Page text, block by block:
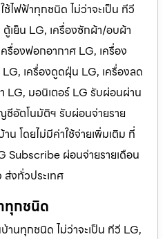
ช้ไฟฟ้าทุกชนิด ไม่ว่าจะเป็น ทีวี
เย็น LG, เครื่องซักผ้า/อบผ้า
รื่องฟอกอากาศ LG, เครื่อง
เครื่องดูดฝุ่น LG, เครื่องลด
LG, มอนิเตอร์ LG รับผ่อนผ่าน
อัตโนมัติฯ รับผ่อนจ่ายราย
โดยไม่มีค่าใช้จ่ายเพิ่มเติม ที่
Subscribe ผ่อนจ่ายรายเดือน
ส่งทั่วประเทศ
ทุกชนิด
านทุกชนิด ไม่ว่าจะเป็น ทีวี LG,